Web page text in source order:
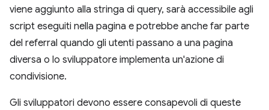
viene aggiunto alla stringa di query, sarà accessibile agli
script eseguiti nella pagina e potrebbe anche far parte
del referral quando gli utenti passano a una pagina
diversa o lo sviluppatore implementa un'azione di
condivisione.
Gli sviluppatori devono essere consapevoli di queste